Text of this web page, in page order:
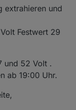
könnte man
extrahieren und
Festwert 29
und 52 Volt .
ab 19:00 Uhr.